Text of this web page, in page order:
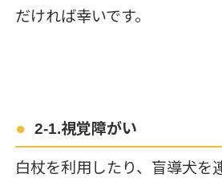
だければ幸いです。
2-1.視覚障がい
白杖を利用したり、盲導犬を